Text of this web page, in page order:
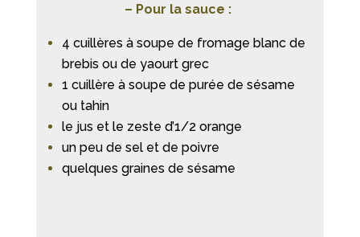
– Pour la sauce :
4 cuillères à soupe de fromage blanc de
brebis ou de yaourt grec
1 cuillère à soupe de purée de sésame
ou tahin
le jus et le zeste d’1/2 orange
un peu de sel et de poivre
quelques graines de sésame